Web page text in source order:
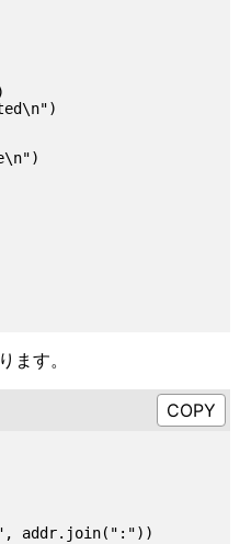
ます。
addr.join(":"))